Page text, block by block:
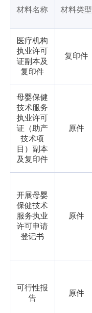
材料名称 材料类型
医疗机构
执业许可
证副本及
复印件
复印件
母婴保健
技术服务
执业许可
证（助产
技术项
目）副本
及复印件
原件
开展母婴
保健技术
服务执业
许可申请
登记书
原件
可行性报
告
原件